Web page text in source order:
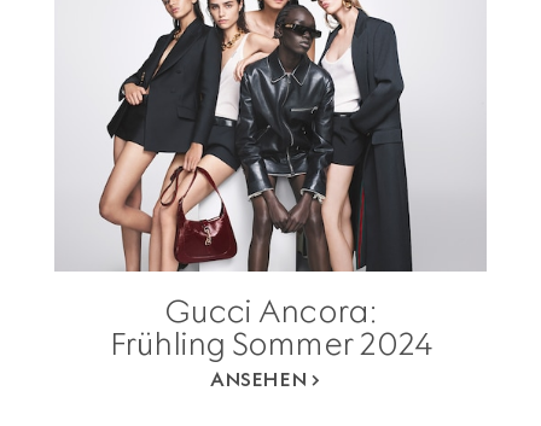
Gucci Ancora:
Frühling Sommer 2024
ANSEHEN